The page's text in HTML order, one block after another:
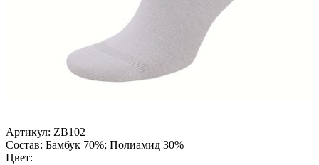
Артикул: ZB102
Состав: Бамбук 70%; Полиамид 30%
Цвет: